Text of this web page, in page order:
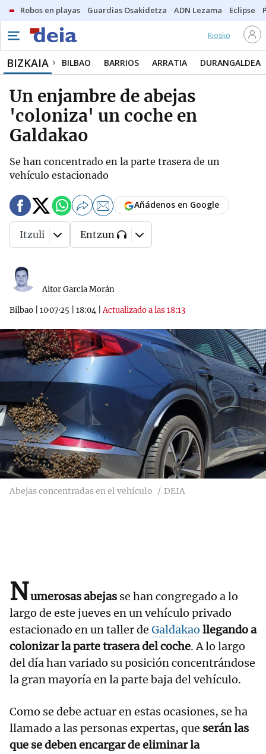
Robos en playas Guardias Osakidetza ADN Lezama Eclipse
Kiosko
BIZKAIA BILBAO BARRIOS ARRATIA DURANGALDEA
Un enjambre de abejas
'coloniza' un coche en
Galdakao
Se han concentrado en la parte trasera de un
vehículo estacionado
Aitor García Morán
Bilbao 10·07·25 18:04 |Actualizado a las 18:13
Añádenos en Google
Itzuli Entzun
Abejas concentradas en el vehículo DEIA
Numerosas abejas se han congregado a lo
largo de este jueves en un vehículo privado
estacionado en un taller de Galdakao llegando a
colonizar la parte trasera del coche. A lo largo
del día han variado su posición concentrándose
la gran mayoría en la parte baja del vehículo.
Como se debe actuar en estas ocasiones, se ha
llamado a las personas expertas, que serán las
que se deben encargar de eliminar la